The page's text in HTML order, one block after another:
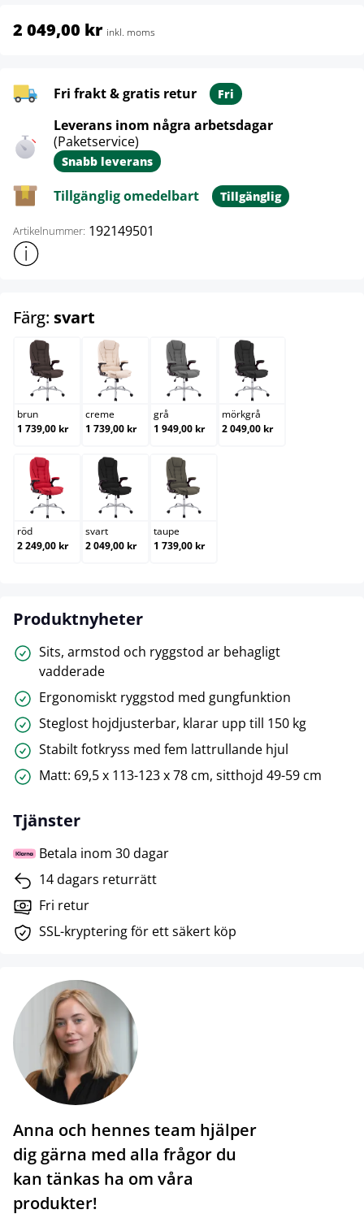
2 049,00 kr inkl. moms
Fri frakt & gratis retur Fri
Leverans inom några arbetsdagar
(Paketservice)
Snabb leverans
Tillgänglig omedelbart Tillgänglig
Artikelnummer: 192149501
Visa mer produktinformation
Färg: svart
brun
brun
1 739,00 kr
creme
creme
1 739,00 kr
grå
grå
1 949,00 kr
mörkgrå
mörkgrå
2 049,00 kr
röd
röd
2 249,00 kr
svart
svart
2 049,00 kr
taupe
taupe
1 739,00 kr
Produktnyheter
Sits, armstod och ryggstod ar behagligt
vadderade
Ergonomiskt ryggstod med gungfunktion
Steglost hojdjusterbar, klarar upp till 150 kg
Stabilt fotkryss med fem latt­rullande hjul
Matt: 69,5 x 113-123 x 78 cm, sitthojd 49-59 cm
Tjänster
Betala inom 30 dagar
14 dagars returrätt
Fri retur
SSL-kryptering för ett säkert köp
Anna och hennes team hjälper
dig gärna med alla frågor du
kan tänkas ha om våra
produkter!